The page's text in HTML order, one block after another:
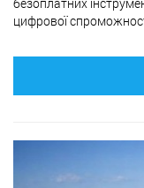
цифрової